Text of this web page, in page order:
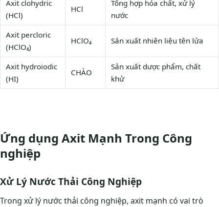
Axit clohydric
(HCl)
HCl
Tổng hợp hóa chất, xử lý
nước
Axit percloric
(HClO₄)
HClO₄ Sản xuất nhiên liệu tên lửa
Axit hydroiodic
(HI)
CHÀO
Sản xuất dược phẩm, chất
khử
Ứng dụng Axit Mạnh Trong Công
nghiệp
Xử Lý Nước Thải Công Nghiệp
Trong xử lý nước thải công nghiệp, axit mạnh có vai trò